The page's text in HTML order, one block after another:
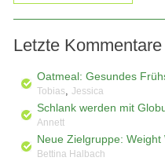
Letzte Kommentare
Oatmeal: Gesundes
Tobias, Jessica
Schlank werden mit
Annett
Neue Zielgruppe:
Bettina Halbach